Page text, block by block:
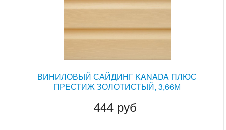
ВИНИЛОВЫЙ САЙДИНГ KANADA ПЛЮС
ПРЕСТИЖ ЗОЛОТИСТЫЙ, 3,66М
444 руб